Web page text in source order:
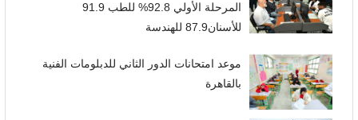
المرحلة الأولي 92.8% للطب 91.9
للأسنان87.9 للهندسة
موعد امتحانات الدور الثاني للدبلومات الفنية
بالقاهرة